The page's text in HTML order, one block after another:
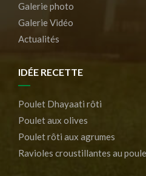
Galerie photo
Galerie Vidéo
Actualités
IDÉE RECETTE
Poulet Dhayaati rôti
Poulet aux olives
Poulet rôti aux agrumes
Ravioles croustillantes au